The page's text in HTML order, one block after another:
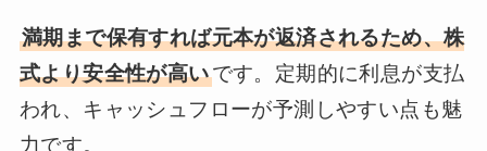
満期まで保有すれば元本が返済されるため、株
式より安全性が高いです。定期的に利息が支払
われ、キャッシュフローが予測しやすい点も魅
力です。